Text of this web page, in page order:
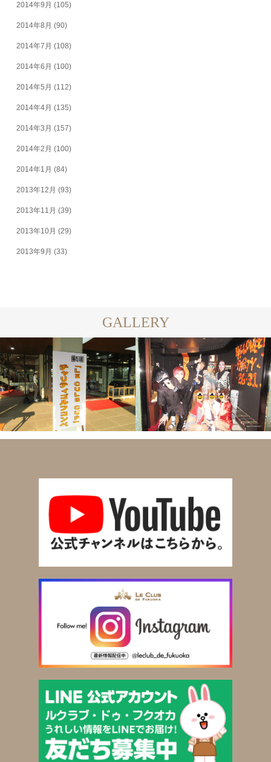
2014年9月 (105)
2014年8月 (90)
2014年7月 (108)
2014年6月 (100)
2014年5月 (112)
2014年4月 (135)
2014年3月 (157)
2014年2月 (100)
2014年1月 (84)
2013年12月 (93)
2013年11月 (39)
2013年10月 (29)
2013年9月 (33)
GALLERY